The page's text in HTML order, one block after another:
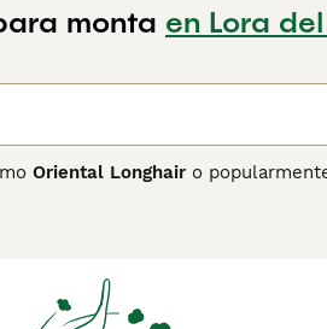
monta en Lora
Oriental Longhair o
con pelaje semilargo, fino y
es un gato muy
hogares con tiempo para
equilibrada. Entre las